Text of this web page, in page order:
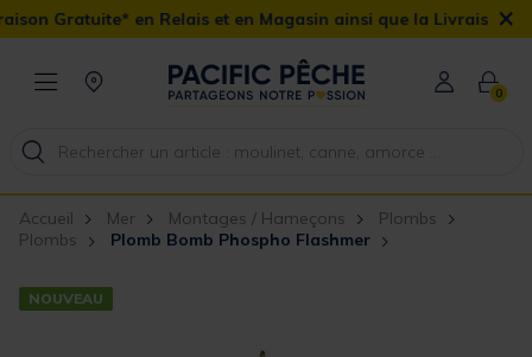
Gratuite* en Relais et en Magasin ainsi que la Livraison ×
0
Accueil Mer Montages / Hameçons
Plombs
Plombs
Plomb Bomb Phospho Flashmer
NOUVEAU